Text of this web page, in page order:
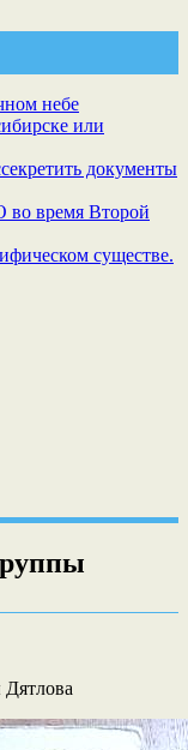
небе
или
документы
во время Второй
существе.